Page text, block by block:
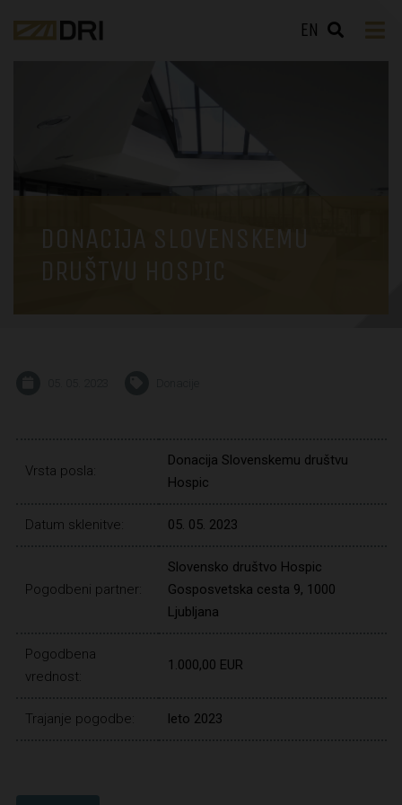
EN
DONACIJA SLOVENSKEMU
DRUŠTVU HOSPIC
Vrsta posla:
Donacija Slovenskemu društvu
Hospic
Datum sklenitve: 05. 05. 2023
Pogodbeni partner:
Slovensko društvo Hospic
Gosposvetska cesta 9, 1000
Ljubljana
Pogodbena
vrednost:
1.000,00 EUR
Trajanje pogodbe: leto 2023